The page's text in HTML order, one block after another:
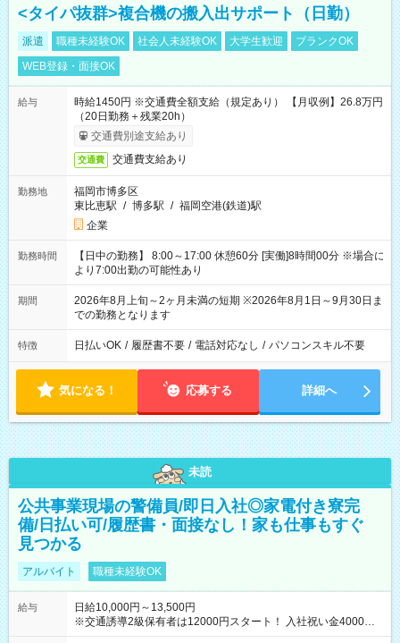
<タイパ抜群>複合機の搬入出サポート（日勤）
派遣 職種未経験OK 社会人未経験OK 大学生歓迎
ブランクOK
WEB登録・面接OK
給与
時給1450円 ※交通費全額支給（規定あり） 【月収例】26.8万円
（20日勤務＋残業20h）
交通費別途支給あり
交通費 交通費支給あり
勤務地
福岡市博多区
東比恵駅 / 博多駅 / 福岡空港(鉄道)駅
企業
勤務時間
【日中の勤務】 8:00～17:00 休憩60分 [実働]8時間00分 ※場合に
より7:00出勤の可能性あり
期間
2026年8月上旬～2ヶ月未満の短期 ※2026年8月1日～9月30日ま
での勤務となります
特徴 日払いOK / 履歴書不要 / 電話対応なし / パソコンスキル不要
気になる！ 応募する 詳細へ
未読
公共事業現場の警備員/即日入社◎家電付き寮完
備/日払い可/履歴書・面接なし！家も仕事もすぐ
見つかる
アルバイト 職種未経験OK
給与
日給10,000円～13,500円
※交通誘導2級保有者は12000円スタート！ 入社祝い金4000円
【試用期間】試用期間なし